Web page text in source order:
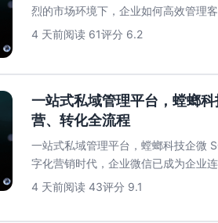
烈的市场环境下，企业如何高效管理
增长成败的关键...
4 天前阅读 61评分 6.2
一站式私域管理平台，螳螂
营、转化全流程
一站式私域管理平台，螳螂科技企微
字化营销时代，企业微信已成为企业
数据、复杂的运...
4 天前阅读 43评分 9.1